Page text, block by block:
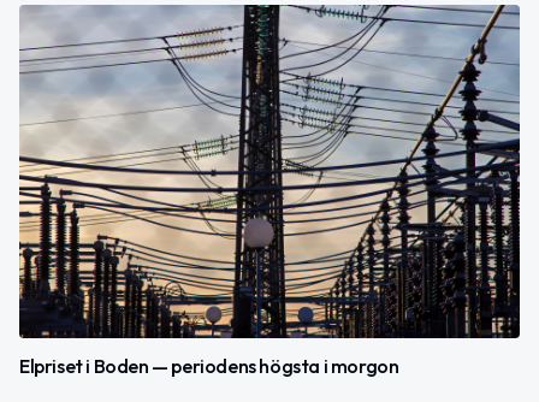
Elpriset i Boden — periodens högsta i morgon